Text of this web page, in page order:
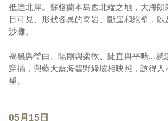
抵達北岸。蘇格蘭本島西北端之地，大海
目可見、形狀各異的奇岩、斷崖和絕壁，
沙灘。
褐黑與瑩白、陽剛與柔軟、陡直與平曠....
穿插，與藍天藍海碧野綠坡相映照，誘得
望。
05月15日